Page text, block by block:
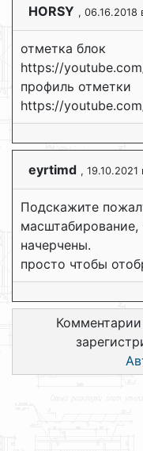
HORSY , 06.16.2018
отметка блок
https://
профиль отметки
https://
eyrtimd , 19.10.2021
Подскажите
начерчены.
просто чтобы
Комментарии